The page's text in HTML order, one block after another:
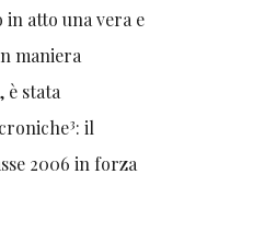
in atto una vera e
maniera
è stata
3: il
2006 in forza